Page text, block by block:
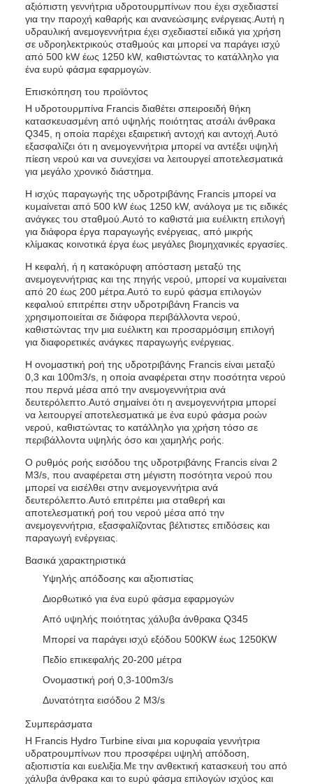
αξιόπιστη γεννήτρια υδροτουρμπίνων που έχει σχεδιαστεί
για την παροχή καθαρής και ανανεώσιμης ενέργειας.Αυτή η
υδραυλική ανεμογεννήτρια έχει σχεδιαστεί ειδικά για χρήση
σε υδροηλεκτρικούς σταθμούς και μπορεί να παράγει ισχύ
από 500 kW έως 1250 kW, καθιστώντας το κατάλληλο για
ένα ευρύ φάσμα εφαρμογών.
Επισκόπηση του προϊόντος
Η υδροτουρμπίνα Francis διαθέτει σπειροειδή θήκη
κατασκευασμένη από υψηλής ποιότητας ατσάλι άνθρακα
Q345, η οποία παρέχει εξαιρετική αντοχή και αντοχή.Αυτό
εξασφαλίζει ότι η ανεμογεννήτρια μπορεί να αντέξει υψηλή
πίεση νερού και να συνεχίσει να λειτουργεί αποτελεσματικά
για μεγάλο χρονικό διάστημα.
Η ισχύς παραγωγής της υδροτριβάνης Francis μπορεί να
κυμαίνεται από 500 kW έως 1250 kW, ανάλογα με τις ειδικές
ανάγκες του σταθμού.Αυτό το καθιστά μια ευέλικτη επιλογή
για διάφορα έργα παραγωγής ενέργειας, από μικρής
κλίμακας κοινοτικά έργα έως μεγάλες βιομηχανικές εργασίες.
Η κεφαλή, ή η κατακόρυφη απόσταση μεταξύ της
ανεμογεννήτριας και της πηγής νερού, μπορεί να κυμαίνεται
από 20 έως 200 μέτρα.Αυτό το ευρύ φάσμα επιλογών
κεφαλιού επιτρέπει στην υδροτριβάνη Francis να
χρησιμοποιείται σε διάφορα περιβάλλοντα νερού,
καθιστώντας την μια ευέλικτη και προσαρμόσιμη επιλογή
για διαφορετικές ανάγκες παραγωγής ενέργειας.
Η ονομαστική ροή της υδροτριβάνης Francis είναι μεταξύ
0,3 και 100m3/s, η οποία αναφέρεται στην ποσότητα νερού
που περνά μέσα από την ανεμογεννήτρια ανά
δευτερόλεπτο.Αυτό σημαίνει ότι η ανεμογεννήτρια μπορεί
να λειτουργεί αποτελεσματικά με ένα ευρύ φάσμα ροών
νερού, καθιστώντας το κατάλληλο για χρήση τόσο σε
περιβάλλοντα υψηλής όσο και χαμηλής ροής.
Ο ρυθμός ροής εισόδου της υδροτριβάνης Francis είναι 2
M3/s, που αναφέρεται στη μέγιστη ποσότητα νερού που
μπορεί να εισέλθει στην ανεμογεννήτρια ανά
δευτερόλεπτο.Αυτό επιτρέπει μια σταθερή και
αποτελεσματική ροή του νερού μέσα από την
ανεμογεννήτρια, εξασφαλίζοντας βέλτιστες επιδόσεις και
παραγωγή ενέργειας.
Βασικά χαρακτηριστικά
Υψηλής απόδοσης και αξιοπιστίας
Διορθωτικό για ένα ευρύ φάσμα εφαρμογών
Από υψηλής ποιότητας χάλυβα άνθρακα Q345
Μπορεί να παράγει ισχύ εξόδου 500KW έως 1250KW
Πεδίο επικεφαλής 20-200 μέτρα
Ονομαστική ροή 0,3-100m3/s
Δυνατότητα εισόδου 2 M3/s
Συμπεράσματα
Η Francis Hydro Turbine είναι μια κορυφαία γεννήτρια
υδρατρουμπίνων που προσφέρει υψηλή απόδοση,
αξιοπιστία και ευελιξία.Με την ανθεκτική κατασκευή του από
χάλυβα άνθρακα και το ευρύ φάσμα επιλογών ισχύος και